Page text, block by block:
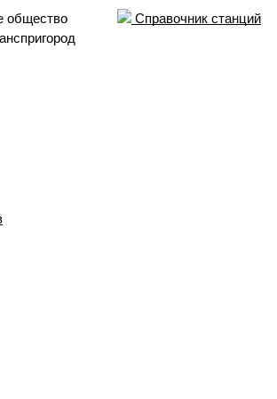
общество
Справочник станций